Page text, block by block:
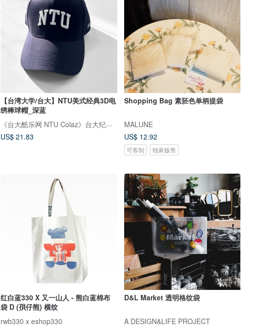
【台湾大学/台大】NTU美式经典3D电
绣棒球帽_深蓝
《台大酷乐网 NTU Colaz》台大纪念品 NTU souvenir shop
US$ 21.83
Shopping Bag 素胚色单柄提袋
MALUNE
US$ 12.92
可客制 独家贩售
红白蓝330 X 又一山人 - 熊白蓝棉布
袋 D (孭仔熊) 横纹
rwb330 x eshop330
D&L Market 透明格纹袋
A DESIGN&LIFE PROJECT